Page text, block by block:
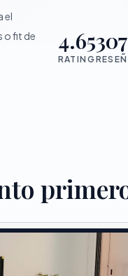
el
o fit de
4.65
RATING